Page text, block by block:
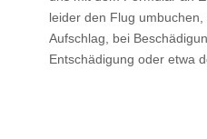
leider den Flug
Aufschlag, bei
Entschädigung oder etwa